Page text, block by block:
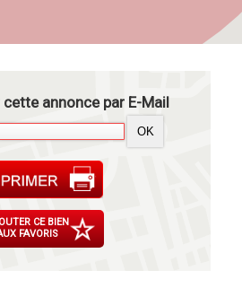
cette annonce par E-Mail
CE BIEN
FAVORIS